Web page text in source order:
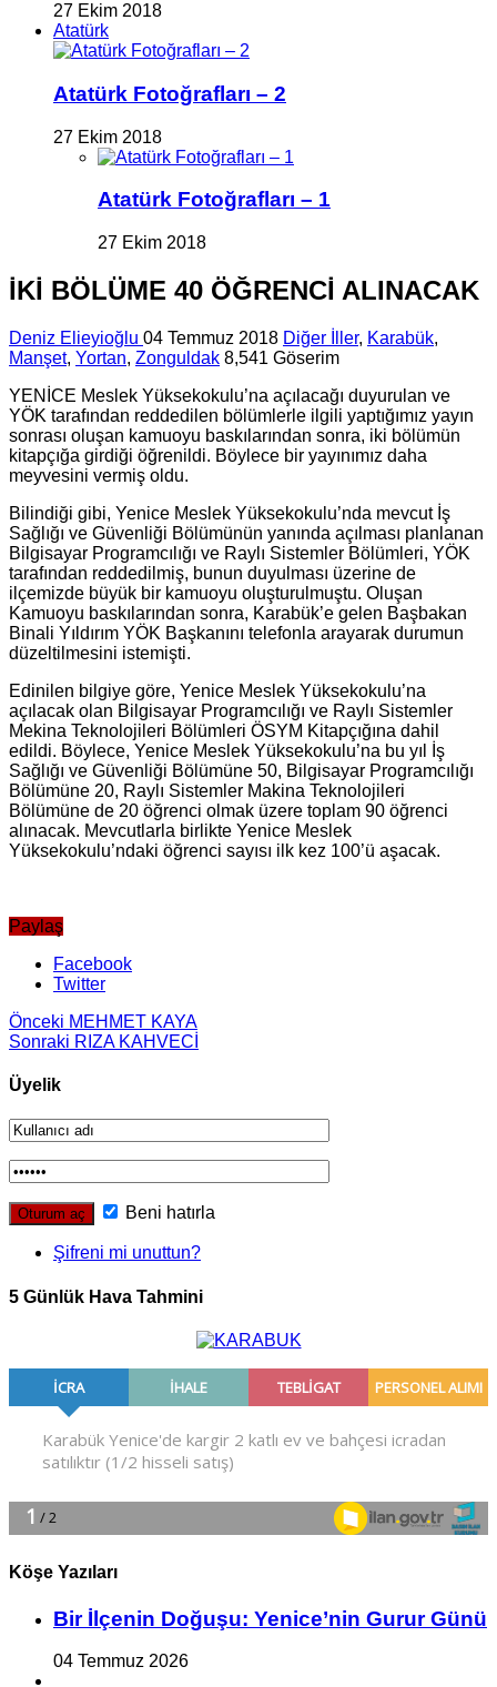
27 Ekim 2018
Atatürk
Atatürk Fotoğrafları – 2
27 Ekim 2018
Atatürk Fotoğrafları – 1
27 Ekim 2018
İKİ BÖLÜME 40 ÖĞRENCİ ALINACAK
Deniz Elieyioğlu 04 Temmuz 2018 Diğer İller, Karabük,
Manşet, Yortan, Zonguldak 8,541 Göserim
YENİCE Meslek Yüksekokulu’na açılacağı duyurulan ve
YÖK tarafından reddedilen bölümlerle ilgili yaptığımız yayın
sonrası oluşan kamuoyu baskılarından sonra, iki bölümün
kitapçığa girdiği öğrenildi. Böylece bir yayınımız daha
meyvesini vermiş oldu.
Bilindiği gibi, Yenice Meslek Yüksekokulu’nda mevcut İş
Sağlığı ve Güvenliği Bölümünün yanında açılması planlanan
Bilgisayar Programcılığı ve Raylı Sistemler Bölümleri, YÖK
tarafından reddedilmiş, bunun duyulması üzerine de
ilçemizde büyük bir kamuoyu oluşturulmuştu. Oluşan
Kamuoyu baskılarından sonra, Karabük’e gelen Başbakan
Binali Yıldırım YÖK Başkanını telefonla arayarak durumun
düzeltilmesini istemişti.
Edinilen bilgiye göre, Yenice Meslek Yüksekokulu’na
açılacak olan Bilgisayar Programcılığı ve Raylı Sistemler
Mekina Teknolojileri Bölümleri ÖSYM Kitapçığına dahil
edildi. Böylece, Yenice Meslek Yüksekokulu’na bu yıl İş
Sağlığı ve Güvenliği Bölümüne 50, Bilgisayar Programcılığı
Bölümüne 20, Raylı Sistemler Makina Teknolojileri
Bölümüne de 20 öğrenci olmak üzere toplam 90 öğrenci
alınacak. Mevcutlarla birlikte Yenice Meslek
Yüksekokulu’ndaki öğrenci sayısı ilk kez 100’ü aşacak.
Paylaş
Facebook
Twitter
Önceki MEHMET KAYA
Sonraki RIZA KAHVECİ
Üyelik
Beni hatırla
Şifreni mi unuttun?
5 Günlük Hava Tahmini
Köşe Yazıları
Bir İlçe­nin Do­ğu­şu: Ye­ni­ce’nin Gurur Günü
04 Temmuz 2026